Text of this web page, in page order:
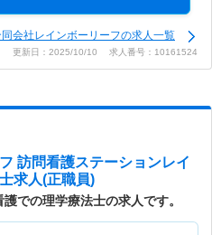
会社レインボーリーフの求人一覧
更新日：2025/10/10 求人番号：10161524
訪問看護ステーションレイ
求人(正職員)
護での理学療法士の求人です。